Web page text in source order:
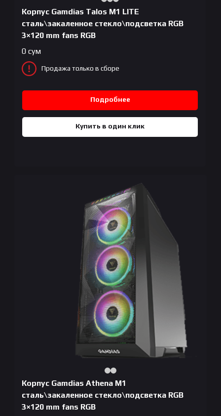
Корпус Gamdias Talos M1 LITE
сталь\закаленное стекло\подсветка RGB
3×120 mm fans RGB
0 сум
Продажа только в сборе
Подробнее
Купить в один клик
Корпус Gamdias Athena M1
сталь\закаленное стекло\подсветка RGB
3×120 mm fans RGB